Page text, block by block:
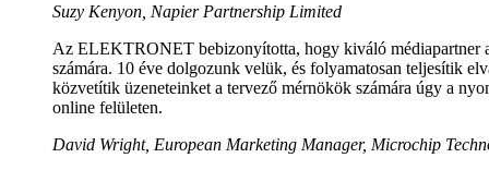
Suzy Kenyon, Napier Partnership Limited
Az ELEKTRONET bebizonyította, hogy kiváló médiapartner
számára. 10 éve dolgozunk velük, és folyamatosan teljesítik
közvetítik üzeneteinket a tervező mérnökök számára úgy a
online felületen.
David Wright, European Marketing Manager, Microchip